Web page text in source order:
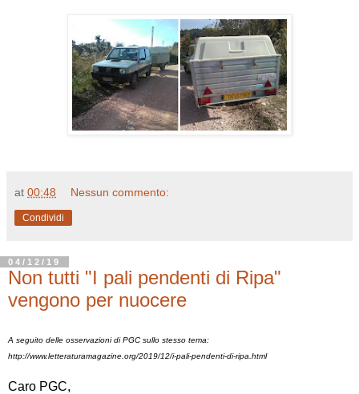
at 00:48 Nessun commento:
Condividi
04/12/19
Non tutti "I pali pendenti di Ripa"
vengono per nuocere
A seguito delle osservazioni di PGC sullo stesso tema:
http://www.letteraturamagazine.org/2019/12/i-pali-pendenti-di-ripa.html
Caro PGC,